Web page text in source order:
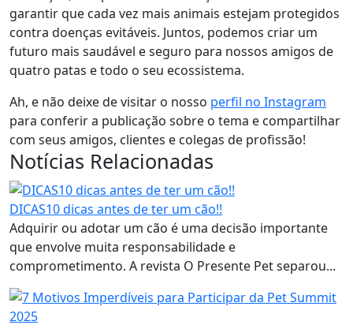
garantir que cada vez mais animais estejam protegidos
contra doenças evitáveis. Juntos, podemos criar um
futuro mais saudável e seguro para nossos amigos de
quatro patas e todo o seu ecossistema.
Ah, e não deixe de visitar o nosso perfil no Instagram
para conferir a publicação sobre o tema e compartilhar
com seus amigos, clientes e colegas de profissão!
Notícias Relacionadas
DICAS10 dicas antes de ter um cão!!
Adquirir ou adotar um cão é uma decisão importante
que envolve muita responsabilidade e
comprometimento. A revista O Presente Pet separou...